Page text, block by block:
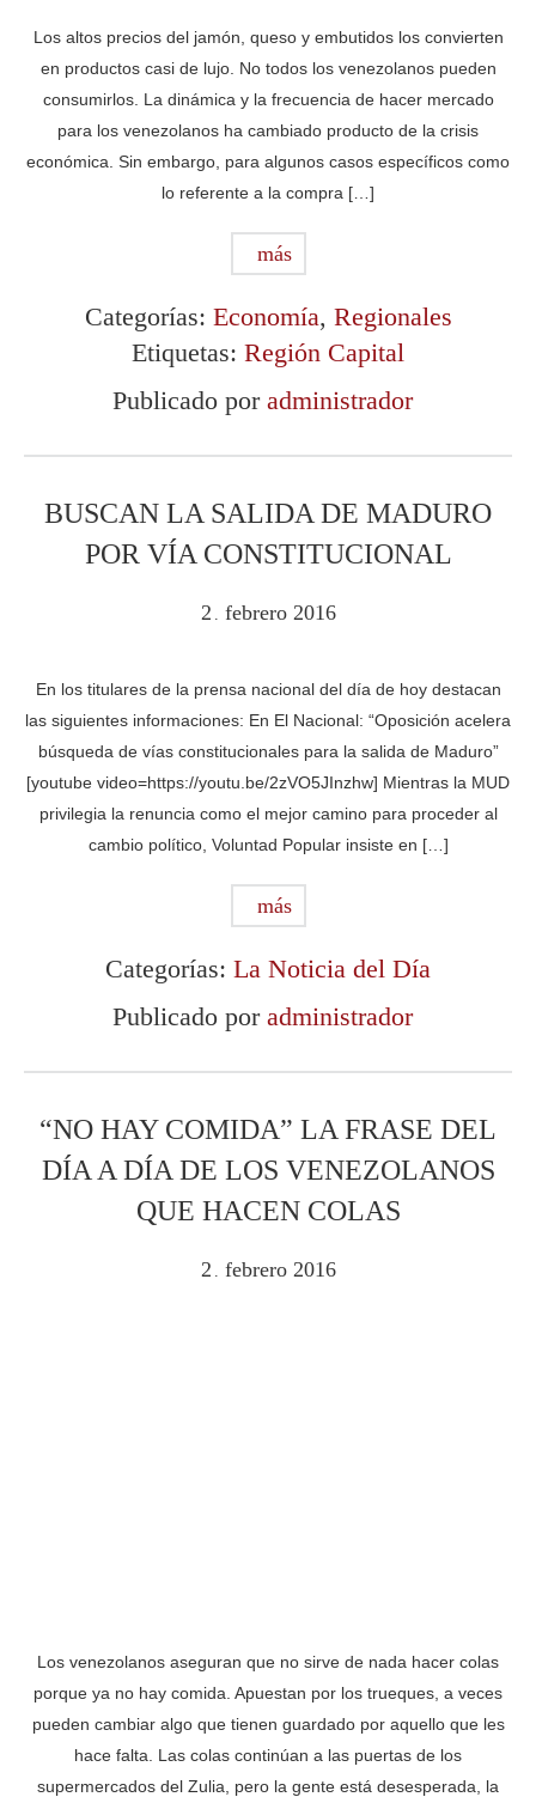
Los altos precios del jamón, queso y embutidos los convierten
en productos casi de lujo. No todos los venezolanos pueden
consumirlos. La dinámica y la frecuencia de hacer mercado
para los venezolanos ha cambiado producto de la crisis
económica. Sin embargo, para algunos casos específicos como
lo referente a la compra […]
más
Categorías: Economía, Regionales
Etiquetas: Región Capital
Publicado por administrador
BUSCAN LA SALIDA DE MADURO
POR VÍA CONSTITUCIONAL
2 febrero 2016
En los titulares de la prensa nacional del día de hoy destacan
las siguientes informaciones: En El Nacional: “Oposición acelera
búsqueda de vías constitucionales para la salida de Maduro”
[youtube video=https://youtu.be/2zVO5JInzhw] Mientras la MUD
privilegia la renuncia como el mejor camino para proceder al
cambio político, Voluntad Popular insiste en […]
más
Categorías: La Noticia del Día
Publicado por administrador
“NO HAY COMIDA” LA FRASE DEL
DÍA A DÍA DE LOS VENEZOLANOS
QUE HACEN COLAS
2 febrero 2016
Los venezolanos aseguran que no sirve de nada hacer colas
porque ya no hay comida. Apuestan por los trueques, a veces
pueden cambiar algo que tienen guardado por aquello que les
hace falta. Las colas continúan a las puertas de los
supermercados del Zulia, pero la gente está desesperada, la